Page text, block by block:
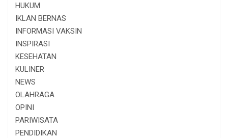
HUKUM
IKLAN BERNAS
INFORMASI VAKSIN
INSPIRASI
KESEHATAN
KULINER
NEWS
OLAHRAGA
OPINI
PARIWISATA
PENDIDIKAN